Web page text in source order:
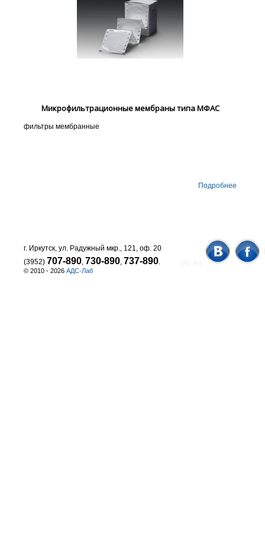
Микрофильтрационные мембраны типа МФАС
фильтры мембранные
Подробнее
© 2010 - 2026 АДС-Лаб
г. Иркутск, ул. Радужный мкр., 121, оф. 20
(3952) 707-890, 730-890, 737-890.